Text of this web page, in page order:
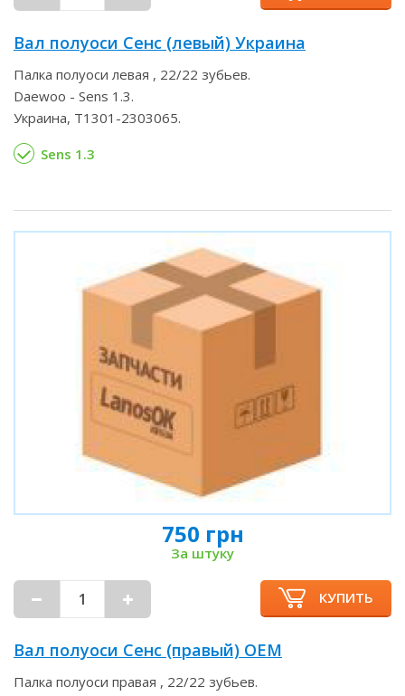
Вал полуоси Сенс (левый) Украина
Палка полуоси левая , 22/22 зубьев.
Daewoo - Sens 1.3.
Украина, Т1301-2303065.
Sens 1.3
750 грн
За штуку
КУПИТЬ
Вал полуоси Сенс (правый) OEM
Палка полуоси правая , 22/22 зубьев.